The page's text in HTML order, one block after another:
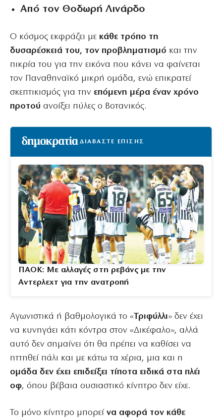
Από τον Θοδωρή Λινάρδο
Ο κόσμος εκφράζει με κάθε τρόπο τη
δυσαρέσκειά του, τον προβληματισμό και την
πικρία του για την εικόνα που κάνει να φαίνεται
τον Παναθηναϊκό μικρή ομάδα, ενώ επικρατεί
σκεπτικισμός για την επόμενη μέρα έναν χρόνο
προτού ανοίξει πύλες ο Βοτανικός.
ΔΙΑΒΑΣΤΕ ΕΠΙΣΗΣ
ΠΑΟΚ: Με αλλαγές στη ρεβάνς με την
Αντερλεχτ για την ανατροπή
Αγωνιστικά ή βαθμολογικά το «Τριφύλλι» δεν έχει
να κυνηγάει κάτι κόντρα στον «Δικέφαλο», αλλά
αυτό δεν σημαίνει ότι θα πρέπει να καθίσει να
ηττηθεί πάλι και με κάτω τα χέρια, μια και η
ομάδα δεν έχει επιδείξει τίποτα ειδικά στα πλέι
οφ, όπου βέβαια ουσιαστικό κίνητρο δεν είχε.
Το μόνο κίνητρο μπορεί να αφορά τον κάθε